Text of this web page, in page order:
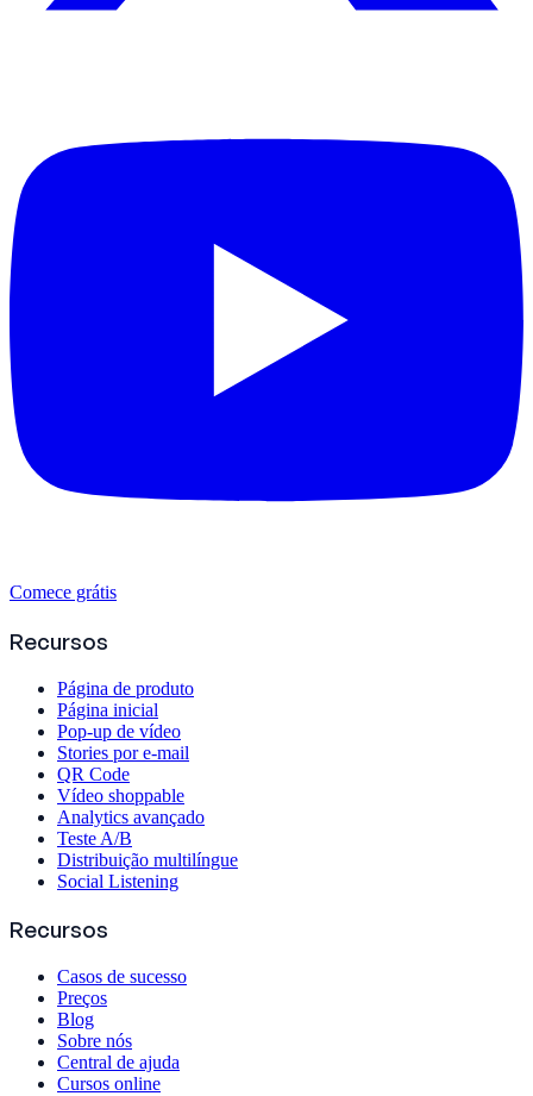
Comece grátis
Recursos
Página de produto
Página inicial
Pop-up de vídeo
Stories por e-mail
QR Code
Vídeo shoppable
Analytics avançado
Teste A/B
Distribuição multilíngue
Social Listening
Recursos
Casos de sucesso
Preços
Blog
Sobre nós
Central de ajuda
Cursos online